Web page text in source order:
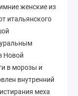
женские из
итальянского
Новой
в морозы и
внутренний
меха